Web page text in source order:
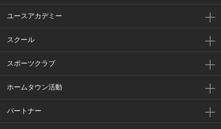
ユースアカデミー
スクール
スポーツクラブ
ホームタウン活動
パートナー